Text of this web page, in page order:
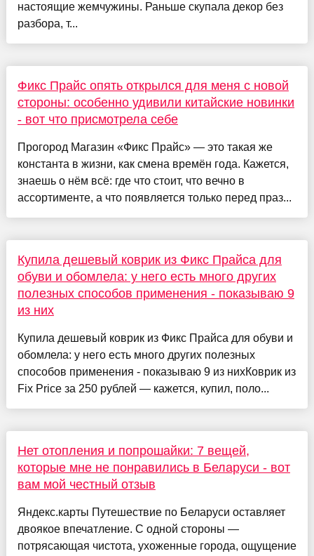
настоящие жемчужины. Раньше скупала декор без
разбора, т...
Фикс Прайс опять открылся для меня с новой
стороны: особенно удивили китайские новинки
- вот что присмотрела себе
Прогород Магазин «Фикс Прайс» — это такая же
константа в жизни, как смена времён года. Кажется,
знаешь о нём всё: где что стоит, что вечно в
ассортименте, а что появляется только перед праз...
Купила дешевый коврик из Фикс Прайса для
обуви и обомлела: у него есть много других
полезных способов применения - показываю 9
из них
Купила дешевый коврик из Фикс Прайса для обуви и
обомлела: у него есть много других полезных
способов применения - показываю 9 из нихКоврик из
Fix Price за 250 рублей — кажется, купил, поло...
Нет отопления и попрошайки: 7 вещей,
которые мне не понравились в Беларуси - вот
вам мой честный отзыв
Яндекс.карты Путешествие по Беларуси оставляет
двоякое впечатление. С одной стороны —
потрясающая чистота, ухоженные города, ощущение